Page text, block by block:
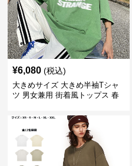
¥6,080 (税込)
大きめサイズ 大きめ半袖Tシャ
ツ 男女兼用 街着風トップス 春